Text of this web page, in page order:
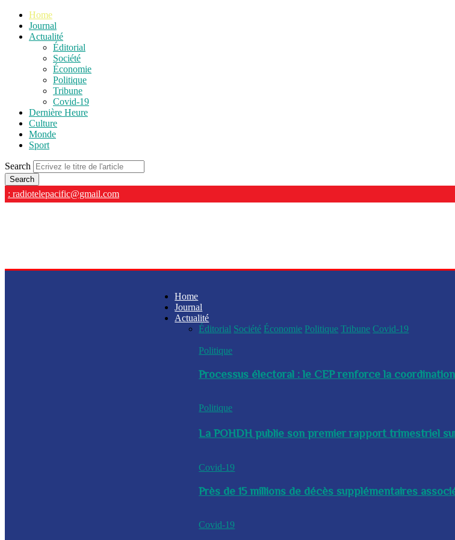
Home
Journal
Actualité
Éditorial
Société
Économie
Politique
Tribune
Covid-19
Dernière Heure
Culture
Monde
Sport
Search
: radiotelepacific@gmail.com
Home
Journal
Actualité
Éditorial Société Économie Politique Tribune Covid-19
Politique
Processus électoral : le CEP renforce la
Politique
La POHDH publie son premier rapport trimestriel
Covid-19
Près de 15 millions de décès supplémentaires
Covid-19